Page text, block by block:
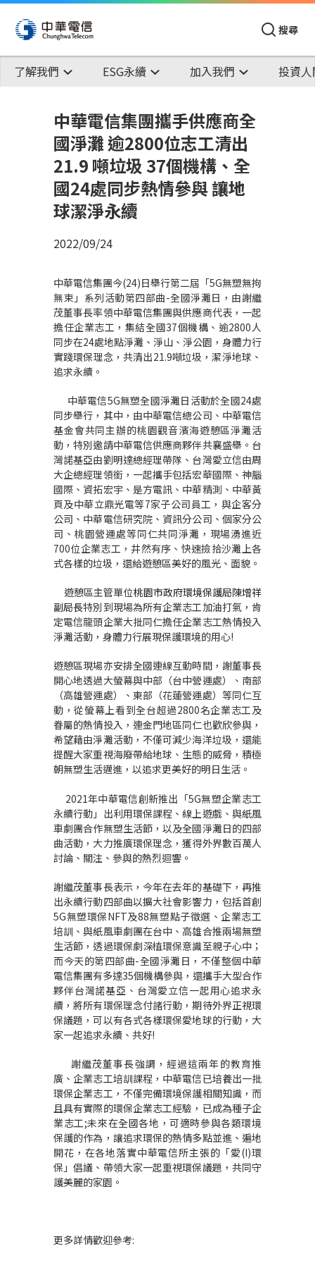
搜尋
了解我們 ESG永續 加入我們 投資
中華電信集團攜手供應商全
國淨灘 逾2800位志工清出
21.9 噸垃圾 37個機構、全
國24處同步熱情參與 讓地
球潔淨永續
2022/09/24
中華電信集團今(24)日舉行第二屆「5G無塑無拘
無束 」系列活動第四部曲-全國淨灘日，由謝繼
茂董事長率領中華電信集團與供應商代表，一起
擔任企業志工，集結全國37個機構、逾2800人
同步在24處地點淨灘、淨山、淨公園，身體力行
實踐環保理念，共清出21.9噸垃圾，潔淨地球、
追求永續。
中華電信5G無塑全國淨灘日活動於全國24處
同步舉行，其中，由中華電信總公司、中華電信
基金會共同主辦的桃園觀音濱海遊憩區淨灘活
動，特別邀請中華電信供應商夥伴共襄盛舉。台
灣諾基亞由劉明達總經理帶隊、台灣愛立信由周
大企總經理領銜，一起攜手包括宏華國際、神腦
國際、資拓宏宇、是方電訊、中華精測、中華黃
頁及中華立鼎光電等7家子公司員工，與企客分
公司、中華電信研究院、資訊分公司、個家分公
司、桃園營運處等同仁共同淨灘，現場湧進近
700位企業志工，井然有序、快速撿拾沙灘上各
式各樣的垃圾，還給遊憩區美好的風光、面貌。
遊憩區主管單位桃園市政府環境保護局陳增祥
副局長特別到現場為所有企業志工加油打氣，肯
定電信龍頭企業大批同仁擔任企業志工熱情投入
淨灘活動，身體力行展現保護環境的用心!
遊憩區現場亦安排全國連線互動時間，謝董事長
開心地透過大螢幕與中部（台中營運處）、南部
（高雄營運處）、東部（花蓮營運處）等同仁互
動，從螢幕上看到全台超過2800名企業志工及
眷屬的熱情投入，連金門地區同仁也歡欣參與，
希望藉由淨灘活動，不僅可減少海洋垃圾，還能
提醒大家重視海廢帶給地球、生態的威脅，積極
朝無塑生活邁進，以追求更美好的明日生活。
2021年中華電信創新推出 「5G無塑企業志工
永續行動 」 出利用環保課程、線上遊戲、與紙風
車劇團合作無塑生活節，以及全國淨灘日的四部
曲活動，大力推廣環保理念，獲得外界數百萬人
討論、關注、參與的熱烈迴響。
謝繼茂董事長表示， 今年在去年的基礎下，再推
出永續行動四部曲以擴大社會影響力，包括首創
5G無塑環保NFT及88無塑點子徵選、企業志工
培訓、與紙風車劇團在台中、高雄合推兩場無塑
生活節，透過環保劇深植環保意識至親子心中；
而今天的第四部曲-全國淨灘日，不僅整個中華
電信集團有多達35個機構參與，還攜手大型合作
夥伴台灣諾基亞、台灣愛立信一起用心追求永
續，將所有環保理念付諸行動，期待外界正視環
保議題，可以有各式各樣環保愛地球的行動，大
家一起追求永續、共好!
謝繼茂董事長強調，經過這兩年的教育推
廣、企業志工培訓課程，中華電信已培養出一批
環保企業志工，不僅完備環境保護相關知識，而
且具有實際的環保企業志工經驗，已成為種子企
業志工;未來在全國各地，可適時參與各類環境
保護的作為，讓追求環保的熱情多點並進、遍地
開花，在各地落實中華電信所主張的「愛(I)環
保」倡議、帶領大家一起重視環保議題，共同守
護美麗的家園。
更多詳情歡迎參考: